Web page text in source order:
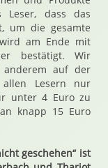
Leser, dass das
um die gesamte
am Ende mit
bestätigt. Wir
auf der
allen Lesern nur
unter 4 Euro zu
knapp 15 Euro
geschehen“ ist